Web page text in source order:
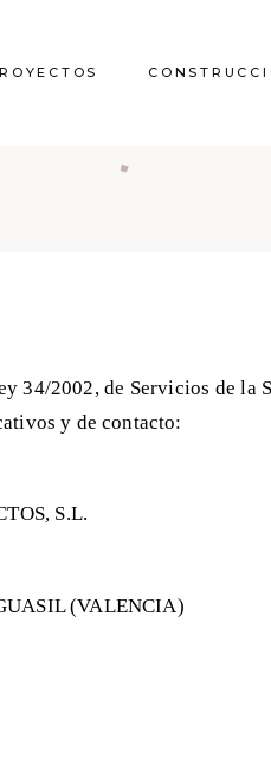
34/2002, de Servicios de
y de contacto:
S.L.
(VALENCIA)